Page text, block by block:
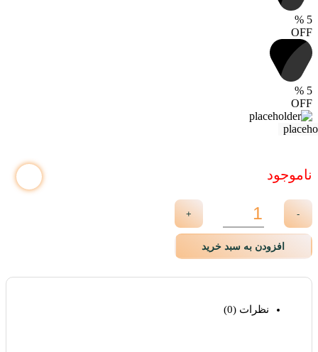
5
%
OFF
5
%
OFF
ناموجود
-
+
افزودن به سبد خرید
نظرات (0)